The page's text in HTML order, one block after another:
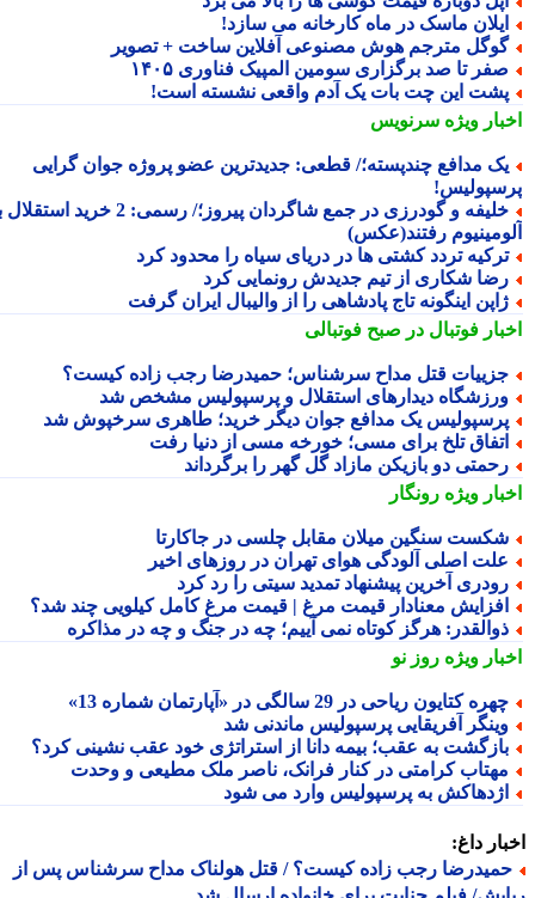
ماسک در ماه کارخانه می سازد!
مترجم هوش مصنوعی آفلاین ساخت + تصویر
تا صد برگزاری سومین المپیک فناوری ۱۴۰۵
این چت بات یک آدم واقعی نشسته است!
ویژهسرنویس
مدافع چندپسته؛/ قطعی: جدیدترین عضو پروژه جوان گرایی
خلیفه و گودرزی در جمع شاگردان پیروز؛/ رسمی: 2 خرید استقلال به
رفتند(عکس)
تردد کشتی ها در دریای سیاه را محدود کرد
شکاری از تیم جدیدش رونمایی کرد
اینگونه تاج پادشاهی را از والیبال ایران گرفت
فوتبال در صبح فوتبالی
قتل مداح سرشناس؛ حمیدرضا رجب زاده کیست؟
دیدارهای استقلال و پرسپولیس مشخص شد
یک مدافع جوان دیگر خرید؛ طاهری سرخپوش شد
تلخ برای مسی؛ خورخه مسی از دنیا رفت
دو بازیکن مازاد گل گهر را برگرداند
ویژهرونگار
سنگین میلان مقابل چلسی در جاکارتا
اصلی آلودگی هوای تهران در روزهای اخیر
آخرین پیشنهاد تمدید سیتی را رد کرد
معنادار قیمت مرغ | قیمت مرغ کامل کیلویی چند شد؟
هرگز کوتاه نمی آییم؛ چه در جنگ و چه در مذاکره
ویژهروز نو
کتایون ریاحی در 29 سالگی در «آپارتمان شماره 13»
آفریقایی پرسپولیس ماندنی شد
به عقب؛ بیمه دانا از استراتژی خود عقب نشینی کرد؟
کرامتی در کنار فرانک، ناصر ملک مطیعی و وحدت
به پرسپولیس وارد می شود
داغ:
رجب زاده کیست؟ / قتل هولناک مداح سرشناس پس از